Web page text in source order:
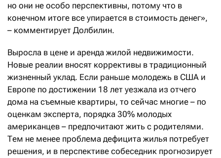
но они не особо перспективны, потому что в
конечном итоге все упирается в стоимость денег»,
– комментирует Долбилин.
Выросла в цене и аренда жилой недвижимости.
Новые реалии вносят коррективы в традиционный
жизненный уклад. Если раньше молодежь в США и
Европе по достижении 18 лет уезжала из отчего
дома на съемные квартиры, то сейчас многие – по
оценкам эксперта, порядка 30% молодых
американцев – предпочитают жить с родителями.
Тем не менее проблема дефицита жилья потребует
решения, и в перспективе собеседник прогнозирует